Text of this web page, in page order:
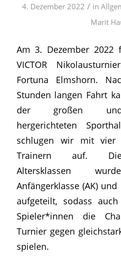
4. Dezember 2022 / in
Marit
Am 3. Dezember
VICTOR
Fortuna Elmshorn.
Stunden langen Fahrt
der großen und
hergerichteten
schlugen wir mit vier
Trainern auf. Die
Altersklassen
Anfängerklasse (AK) und
aufgeteilt, sodass
Spieler*innen die
Turnier gegen
spielen.